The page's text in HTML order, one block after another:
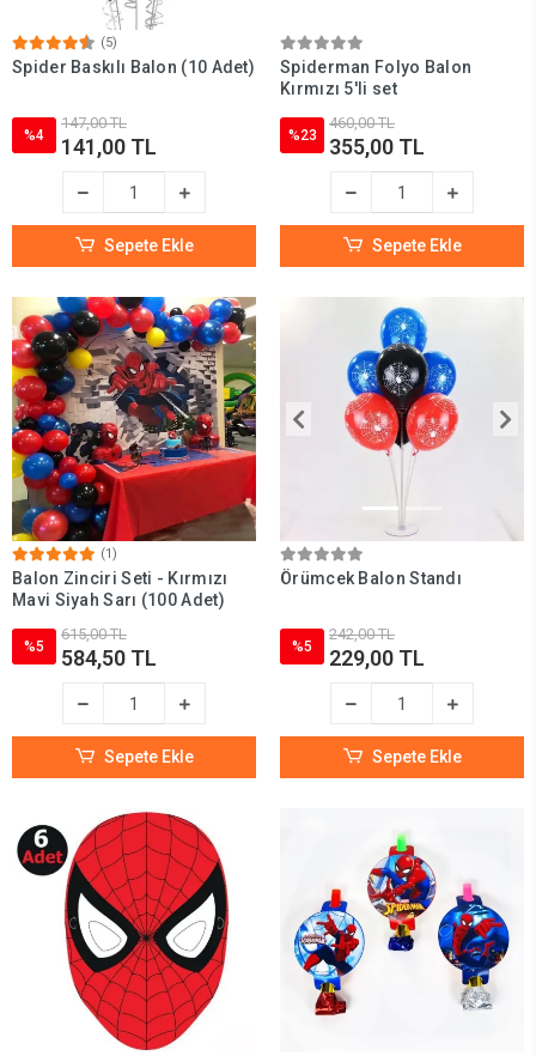
(5)
Spider Baskılı Balon (10 Adet)
%4
147,00 TL
141,00 TL
Sepete Ekle
Spiderman Folyo Balon
Kırmızı 5'li set
%23
460,00 TL
355,00 TL
Sepete Ekle
(1)
Balon Zinciri Seti - Kırmızı
Mavi Siyah Sarı (100 Adet)
%5
615,00 TL
584,50 TL
Sepete Ekle
Örümcek Balon Standı
%5
242,00 TL
229,00 TL
Sepete Ekle